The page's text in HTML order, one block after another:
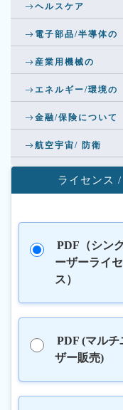
ヘルスケア
電子部品/半導体の
産業用機械の
エネルギー/環境の
金融/保険について
航空宇宙/ 防衛
ライセンス
PDF（シン
ーザーライ
ス）
PDF (マルチ
ザー販売)